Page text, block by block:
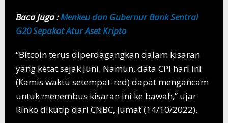
Baca Juga :Menkeu dan Gubernur Bank Sentral
G20 Sepakat Atur Aset Kripto
“Bitcoin terus diperdagangkan dalam kisaran
yang ketat sejak Juni. Namun, data CPI hari ini
(Kamis waktu setempat-red) dapat mengancam
untuk menembus kisaran ini ke bawah,” ujar
Rinko dikutip dari CNBC, Jumat (14/10/2022).